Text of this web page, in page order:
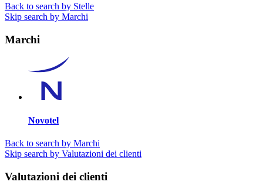
Back to search by Stelle
Skip search by Marchi
Marchi
Novotel
Back to search by Marchi
Skip search by Valutazioni dei clienti
Valutazioni dei clienti